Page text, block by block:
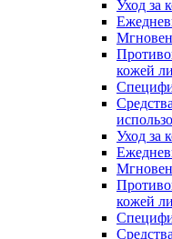
Уход за
кожей
Уход за
кожей